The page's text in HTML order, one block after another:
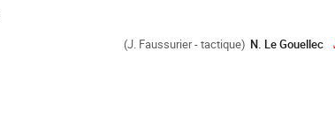
N. Le Gouellec
(J. Faussurier - tactique)